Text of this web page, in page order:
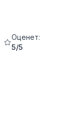
Оценет:
5/5